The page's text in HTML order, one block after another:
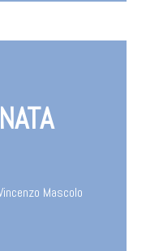
Mascolo